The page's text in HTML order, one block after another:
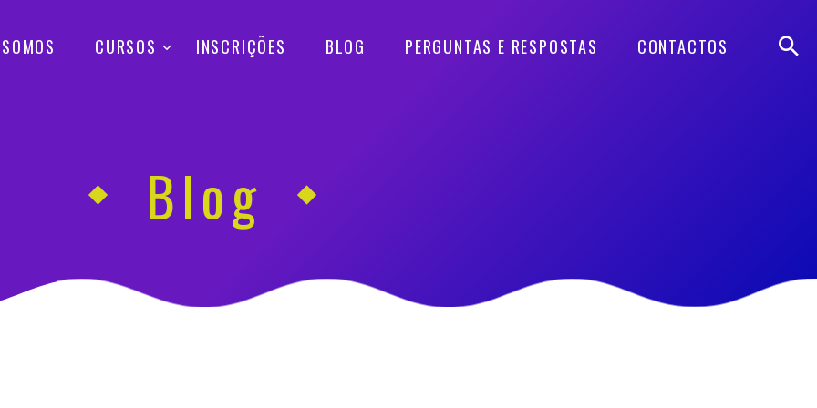
CURSOS INSCRIÇÕES BLOG PERGUNTAS E RESPOSTAS CONTACTOS
Blog